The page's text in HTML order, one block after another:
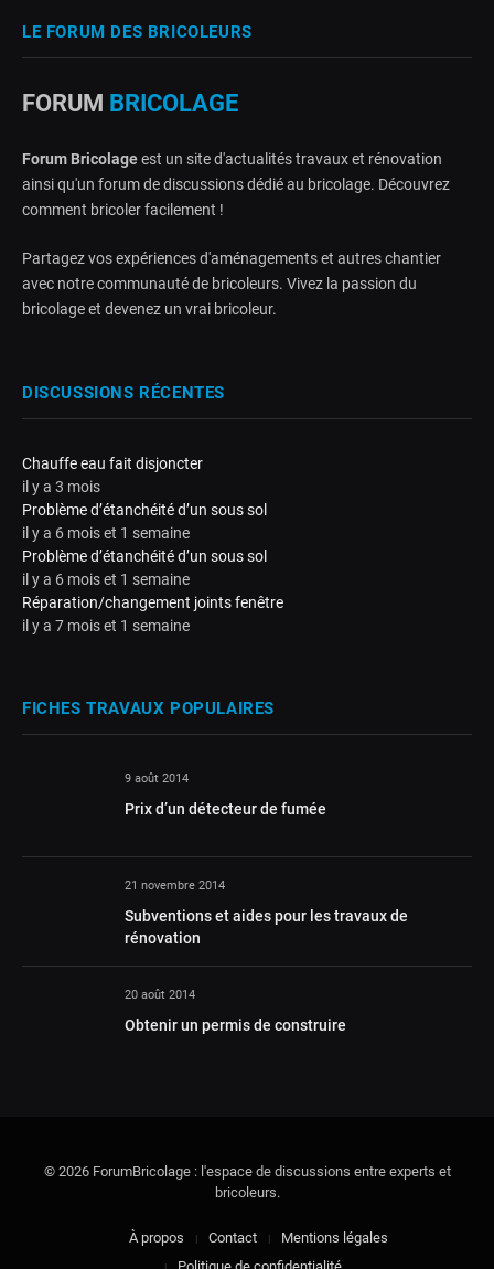
LE FORUM DES BRICOLEURS
FORUM BRICOLAGE
Forum Bricolageest un site d'actualités travaux et rénovation
ainsi qu'un forum de discussions dédié au bricolage. Découvrez
comment bricoler facilement !
Partagez vos expériences d'aménagements et autres chantier
avec notre communauté de bricoleurs. Vivez la passion du
bricolage et devenez un vrai bricoleur.
DISCUSSIONS RÉCENTES
Chauffe eau fait disjoncter
il y a 3 mois
Problème d’étanchéité d’un sous sol
il y a 6 mois et 1 semaine
Problème d’étanchéité d’un sous sol
il y a 6 mois et 1 semaine
Réparation/changement joints fenêtre
il y a 7 mois et 1 semaine
FICHES TRAVAUX POPULAIRES
9 août 2014
Prix d’un détecteur de fumée
21 novembre 2014
Subventions et aides pour les travaux de
rénovation
20 août 2014
Obtenir un permis de construire
© 2026 ForumBricolage : l'espace de discussions entre experts et
bricoleurs.
À propos Contact
Mentions légales